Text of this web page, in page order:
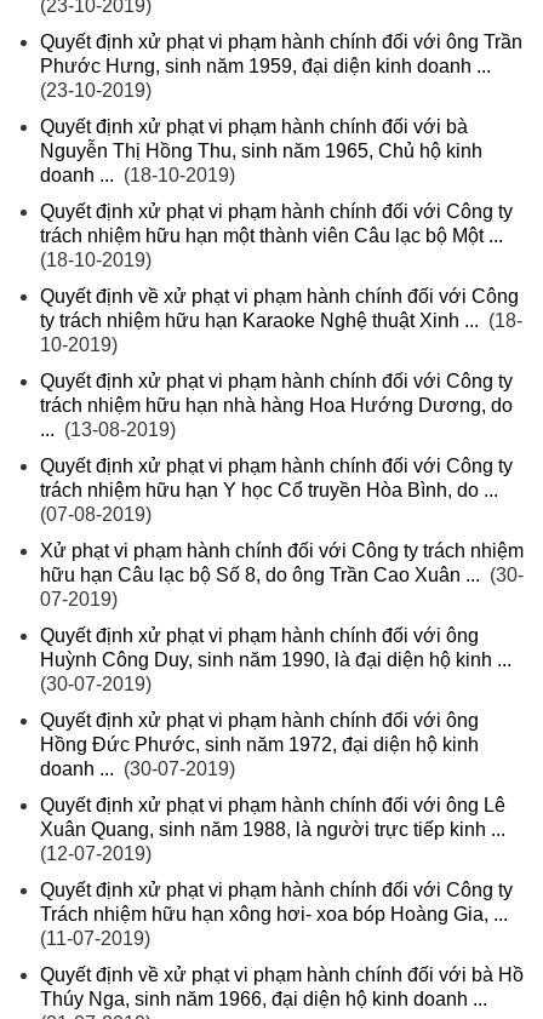
(23-10-2019)
Quyết định xử phạt vi phạm hành chính đối với ông Trần
Phước Hưng, sinh năm 1959, đại diện kinh doanh ...
(23-10-2019)
Quyết định xử phạt vi phạm hành chính đối với bà
Nguyễn Thị Hồng Thu, sinh năm 1965, Chủ hộ kinh
doanh ... (18-10-2019)
Quyết định xử phạt vi phạm hành chính đối với Công ty
trách nhiệm hữu hạn một thành viên Câu lạc bộ Một ...
(18-10-2019)
Quyết định về xử phạt vi phạm hành chính đối với Công
ty trách nhiệm hữu hạn Karaoke Nghệ thuật Xinh ... (18-
10-2019)
Quyết định xử phạt vi phạm hành chính đối với Công ty
trách nhiệm hữu hạn nhà hàng Hoa Hướng Dương, do
... (13-08-2019)
Quyết định xử phạt vi phạm hành chính đối với Công ty
trách nhiệm hữu hạn Y học Cổ truyền Hòa Bình, do ...
(07-08-2019)
Xử phạt vi phạm hành chính đối với Công ty trách nhiệm
hữu hạn Câu lạc bộ Số 8, do ông Trần Cao Xuân ... (30-
07-2019)
Quyết định xử phạt vi phạm hành chính đối với ông
Huỳnh Công Duy, sinh năm 1990, là đại diện hộ kinh ...
(30-07-2019)
Quyết định xử phạt vi phạm hành chính đối với ông
Hồng Đức Phước, sinh năm 1972, đại diện hộ kinh
doanh ... (30-07-2019)
Quyết định xử phạt vi phạm hành chính đối với ông Lê
Xuân Quang, sinh năm 1988, là người trực tiếp kinh ...
(12-07-2019)
Quyết định xử phạt vi phạm hành chính đối với Công ty
Trách nhiệm hữu hạn xông hơi- xoa bóp Hoàng Gia, ...
(11-07-2019)
Quyết định về xử phạt vi phạm hành chính đối với bà Hồ
Thúy Nga, sinh năm 1966, đại diện hộ kinh doanh ...